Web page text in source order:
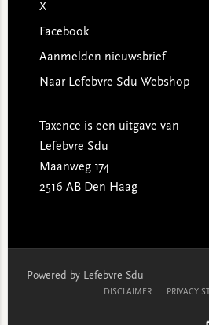
X
Facebook
Aanmelden nieuwsbrief
Naar Lefebvre Sdu Webshop
Taxence is een uitgave van
Lefebvre Sdu
Maanweg 174
2516 AB Den Haag
Powered by Lefebvre Sdu
DISCLAIMER PRIVACY